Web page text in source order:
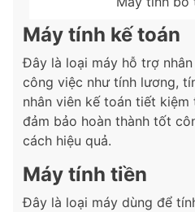
Máy tính kế toán
Đây là loại máy hỗ trợ
công việc như tính lương,
nhân viên kế toán tiết
đảm bảo hoàn thành tốt
cách hiệu quả.
Máy tính tiền
Đây là loại máy dùng để